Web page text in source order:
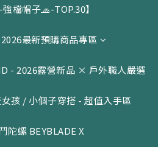
強檔帽子🧢-TOP.30】
2026最新預購商品專區
- 2026露營新品 × 戶外職人嚴選
孩 / 小個子穿搭 - 超值入手區
陀螺 BEYBLADE X